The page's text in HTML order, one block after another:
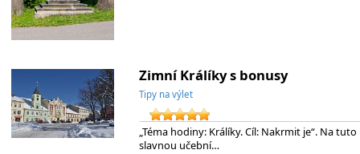
Zimní Králíky s bonusy
Tipy na výlet
„Téma hodiny: Králíky. Cíl: Nakrmit je“. Na tuto
slavnou učební…